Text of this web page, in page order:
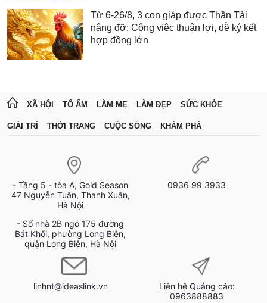
Từ 6-26/8, 3 con giáp được Thần Tài
nâng đỡ: Công việc thuận lợi, dễ ký kết
hợp đồng lớn
XÃ HỘI TỔ ẤM LÀM MẸ LÀM ĐẸP SỨC KHỎE
GIẢI TRÍ THỜI TRANG CUỘC SỐNG KHÁM PHÁ
- Tầng 5 - tòa A, Gold Season
47 Nguyễn Tuân, Thanh Xuân,
Hà Nội
- Số nhà 2B ngõ 175 đường
Bát Khối, phường Long Biên,
quận Long Biên, Hà Nội
0936 99 3933
linhnt@ideaslink.vn
Liên hệ Quảng cáo:
0963888883